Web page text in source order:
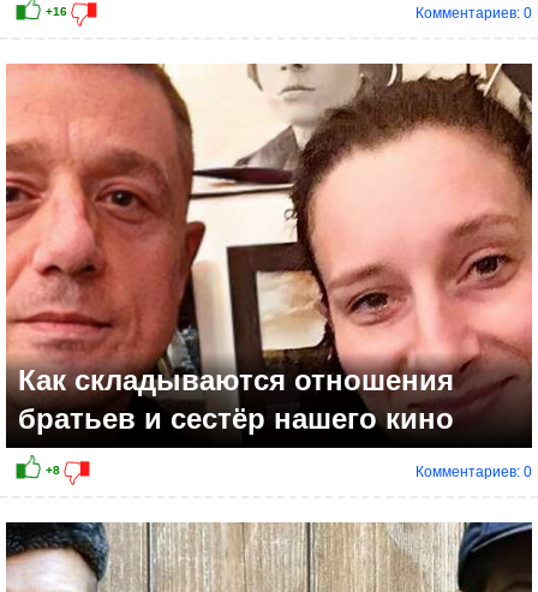
+21
Комментариев: 0
Как складываются отношения
братьев и сестёр нашего кино
Комментариев: 0